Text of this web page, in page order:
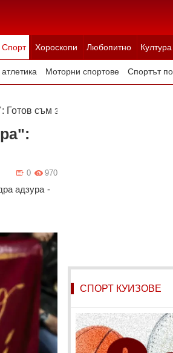
Спорт Хороскопи Любопитно Култура
Моторни спортове Спортът
съм за ново предизвикателство
970
0
адзура -
СПОРТ КУИЗОВЕ